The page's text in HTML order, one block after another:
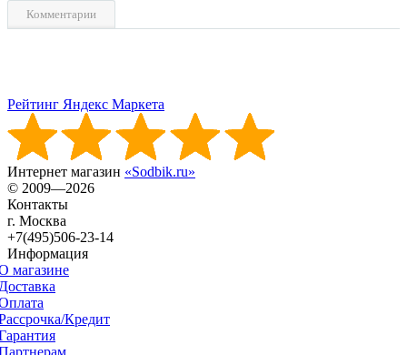
Комментарии
Рейтинг Яндекс Маркета
Интернет магазин «Sodbik.ru»
© 2009—2026
Контакты
г. Москва
+7(495)506-23-14
Информация
магазине
Кредит